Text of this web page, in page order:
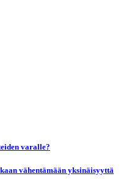
varalle?
vähentämään yksinäisyyttä